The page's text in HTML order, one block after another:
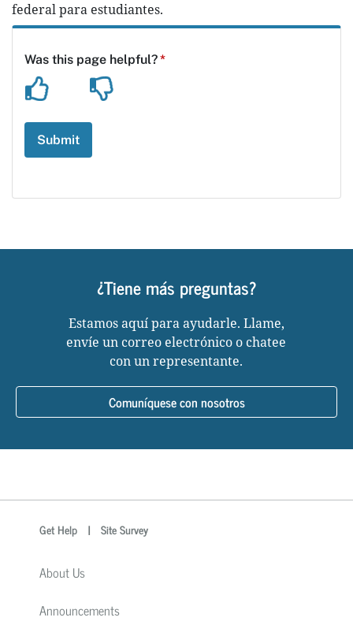
federal para estudiantes.
¿Tiene más preguntas?
Estamos aquí para ayudarle. Llame,
envíe un correo electrónico o chatee
con un representante.
Comuníquese con nosotros